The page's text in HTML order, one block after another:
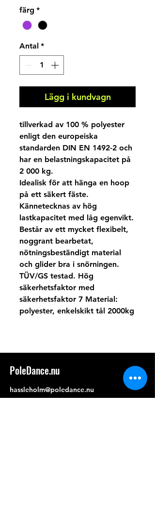
färg *
Antal *
Lägg i kundvagn
tillverkad av 100 % polyester
enligt den europeiska
standarden DIN EN 1492-2 och
har en belastningskapacitet på
2 000 kg.
Idealisk för att hänga en hoop
på ett säkert fäste.
Kännetecknas av hög
lastkapacitet med låg egenvikt.
Består av ett mycket flexibelt,
noggrant bearbetat,
nötningsbeständigt material
och glider bra i snörningen.
TÜV/GS testad. Hög
säkerhetsfaktor med
säkerhetsfaktor 7 Material:
polyester, enkelskikt tål 2000kg
PoleDance.nu
hassleholm@poledance.nu